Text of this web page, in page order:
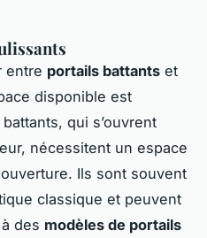
entre portails battants et
disponible est
qui s’ouvrent
nécessitent un espace
Ils sont souvent
classique et peuvent
des modèles de portails